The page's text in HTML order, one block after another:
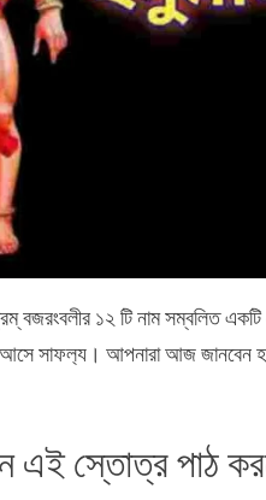
বজরংবলীর ১২ টি নাম সম্বলিত
সাফল‍্য। আপনারা আজ জানবেন
এই স্তোত্র পাঠ